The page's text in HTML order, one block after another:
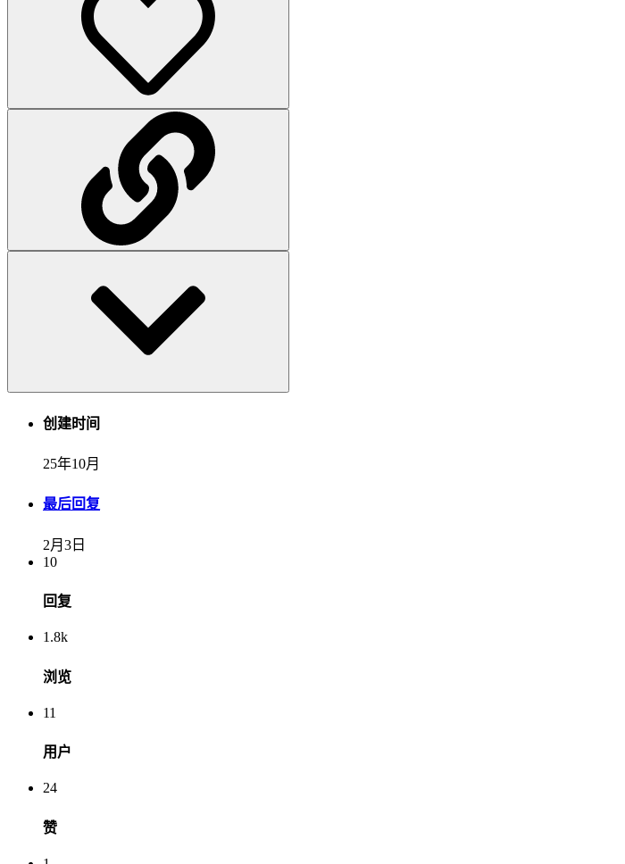
创建时间
25年10月
最后回复
2月3日
10
回复
1.8k
浏览
11
用户
24
赞